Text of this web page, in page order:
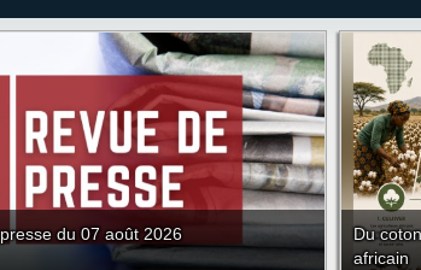
du 07 août 2026
Du
africain